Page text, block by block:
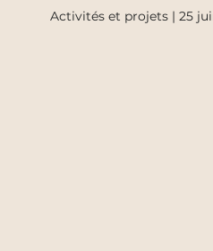
Activités et projets | 25